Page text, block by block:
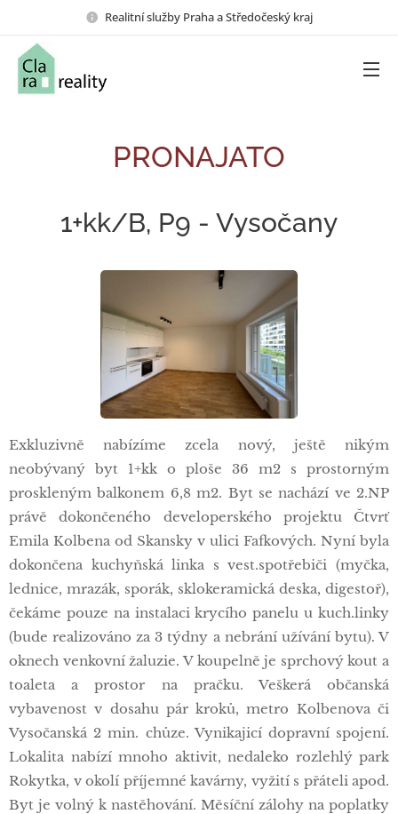
Realitní služby Praha a Středočeský kraj
PRONAJATO
1+kk/B, P9 - Vysočany
Exkluzivně nabízíme zcela nový, ještě nikým
neobývaný byt 1+kk o ploše 36 m2 s prostorným
proskleným balkonem 6,8 m2. Byt se nachází ve 2.NP
právě dokončeného developerského projektu Čtvrť
Emila Kolbena od Skansky v ulici Fafkových. Nyní byla
dokončena kuchyňská linka s vest.spotřebiči (myčka,
lednice, mrazák, sporák, sklokeramická deska, digestoř),
čekáme pouze na instalaci krycího panelu u kuch.linky
(bude realizováno za 3 týdny a nebrání užívání bytu). V
oknech venkovní žaluzie. V koupelně je sprchový kout a
toaleta a prostor na pračku. Veškerá občanská
vybavenost v dosahu pár kroků, metro Kolbenova či
Vysočanská 2 min. chůze. Vynikajicí dopravní spojení.
Lokalita nabízí mnoho aktivit, nedaleko rozlehlý park
Rokytka, v okolí příjemné kavárny, vyžití s přáteli apod.
Byt je volný k nastěhování. Měsíční zálohy na poplatky